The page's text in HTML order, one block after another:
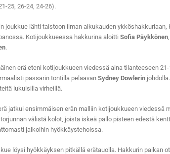
25, 26-24, 24-26).
joukkue lähti taistoon ilman alkukauden
Kotijoukkueessa hakkurina aloitti Sofia Päykkönen
.
erä eteni kotijoukkueen viedessä aina tilanteeseen
passarin tontilla pelaavan Sydney Dowlerin
lukuisilla virheillä.
jatkui ensimmäisen erän malliin kotijoukkueen viedessä
välistä kolot, joista iskeä pallo pisteen edestä
jalkoihin hyökkäystehoissa.
löysi hyökkäyksen pitkällä erätauolla. Hakkurin paikan